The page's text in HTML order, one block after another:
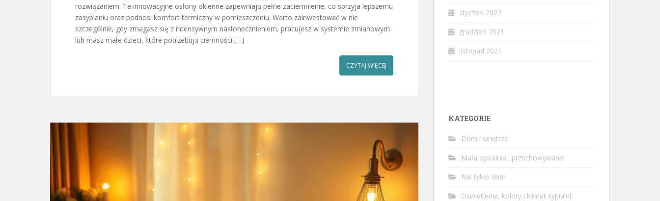
rozwiązaniem. Te innowacyjne osłony okienne zapewniają pełne zaciemnienie, co sprzyja lepszemu
zasypianiu oraz podnosi komfort termiczny w pomieszczeniu. Warto zainwestować w nie
szczególnie, gdy zmagasz się z intensywnym nasłonecznieniem, pracujesz w systemie zmianowym
lub masz małe dzieci, które potrzebują ciemności […]
CZYTAJ WIĘCEJ
styczeń 2022
grudzień 2021
listopad 2021
KATEGORIE
Dom i wnętrze
Mała sypialnia i przechowywanie
Nie tylko dom
Oświetlenie, kolory i klimat sypialni